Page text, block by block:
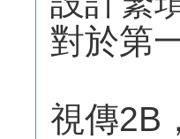
對於第
視傳2B